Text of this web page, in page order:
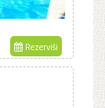
Rezerviši